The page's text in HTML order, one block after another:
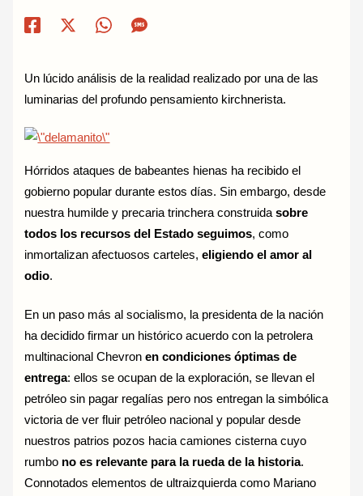
Un lúcido análisis de la realidad realizado por una de las
luminarias del profundo pensamiento kirchnerista.
Hórridos ataques de babeantes hienas ha recibido el
gobierno popular durante estos días. Sin embargo, desde
nuestra humilde y precaria trinchera construidasobre
todos los recursos del Estado seguimos, como
inmortalizan afectuosos carteles,eligiendo el amor al
odio.
En un paso más al socialismo, la presidenta de la nación
ha decidido firmar un histórico acuerdo con la petrolera
multinacional Chevronen condiciones óptimas de
entrega: ellos se ocupan de la exploración, se llevan el
petróleo sin pagar regalías pero nos entregan la simbólica
victoria de ver fluir petróleo nacional y popular desde
nuestros patrios pozos hacia camiones cisterna cuyo
rumbo no es relevante para la rueda de la historia.
Connotados elementos de ultraizquierda como Mariano